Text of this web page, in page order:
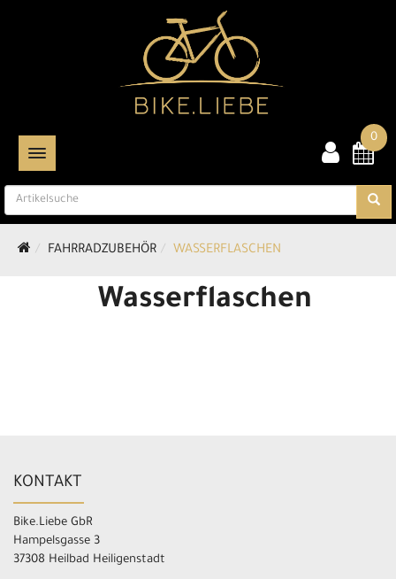
TOGGLE NAVIGATION
0
FAHRRADZUBEHÖR WASSERFLASCHEN
Wasserflaschen
KONTAKT
Bike.Liebe GbR
Hampelsgasse 3
37308 Heilbad Heiligenstadt